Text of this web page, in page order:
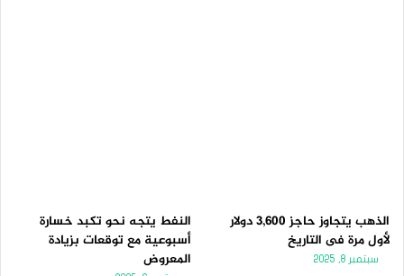
الذهب يتجاوز حاجز 3,600 دولار
لأول مرة فى التاريخ
سبتمبر 8, 2025
النفط يتجه نحو تكبد خسارة
أسبوعية مع توقعات بزيادة
المعروض